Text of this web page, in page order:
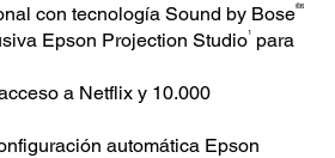
con tecnología Sound by Bose®6
Epson Projection Studio1
para
a Netflix y 10.000
automática Epson